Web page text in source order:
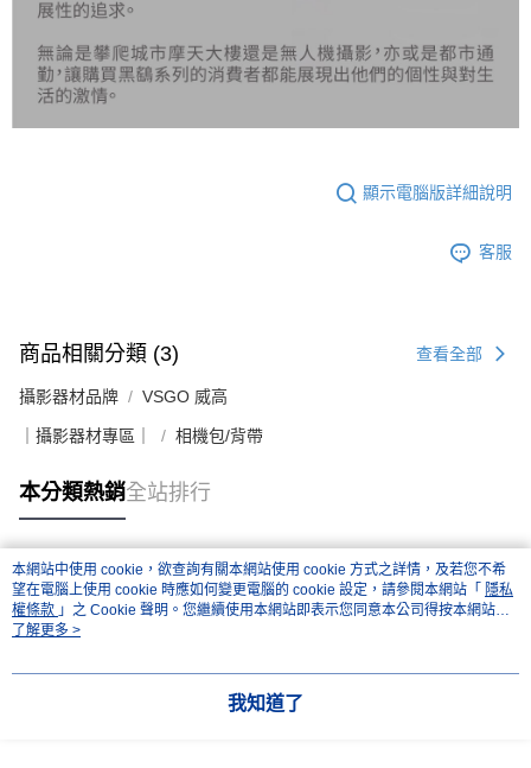
顯示電腦版詳細說明
客服
商品相關分類 (3) 查看全部
攝影器材品牌 VSGO 威高
｜攝影器材專區｜ 相機包/背帶
本分類熱銷全站排行
熱門標籤
本網站中使用 cookie，欲查詢有關本網站使用 cookie 方式之詳情，及若您不希
望在電腦上使用 cookie 時應如何變更電腦的 cookie 設定，請參閱本網站「 隱私
權條款 」之 Cookie 聲明。您繼續使用本網站即表示您同意本公司得按本網站使
用條款之 Cookie 聲明使用 cookie。
了解更多 >
我知道了